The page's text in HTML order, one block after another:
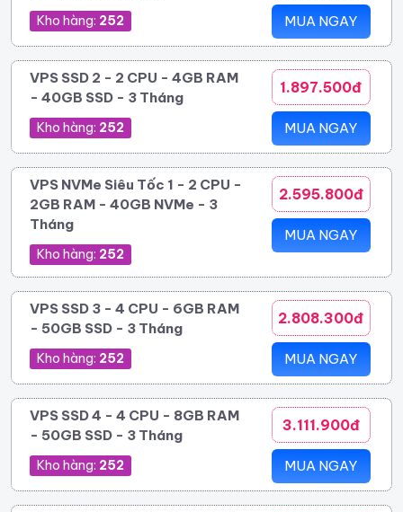
Kho hàng: 252 MUA NGAY
VPS SSD 2 - 2 CPU - 4GB RAM
- 40GB SSD - 3 Tháng
Kho hàng: 252
1.897.500đ
MUA NGAY
VPS NVMe Siêu Tốc 1 - 2 CPU -
2GB RAM - 40GB NVMe - 3
Tháng
Kho hàng: 252
2.595.800đ
MUA NGAY
VPS SSD 3 - 4 CPU - 6GB RAM
- 50GB SSD - 3 Tháng
Kho hàng: 252
2.808.300đ
MUA NGAY
VPS SSD 4 - 4 CPU - 8GB RAM
- 50GB SSD - 3 Tháng
Kho hàng: 252
3.111.900đ
MUA NGAY